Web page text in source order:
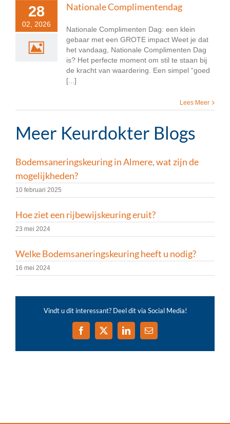
28
02, 2026
Nationale Complimentendag
Nationale Complimenten Dag: een klein
gebaar met een GROTE impact Weet je dat
het vandaag, Nationale Complimenten Dag
is? Het perfecte moment om stil te staan bij
de kracht van waardering. Een simpel “goed
[...]
Lees Meer
Meer Keurdokter Blogs
Bodemsaneringskeuring in Almere, wat zijn de
mogelijkheden?
10 februari 2025
Hoe ziet een rijbewijskeuring eruit?
23 mei 2024
Welke Bodemsaneringskeuring heeft u nodig?
16 mei 2024
Vindt u dit interessant? Deel dit via Social Media!
Facebook
X LinkedIn
E-
mail